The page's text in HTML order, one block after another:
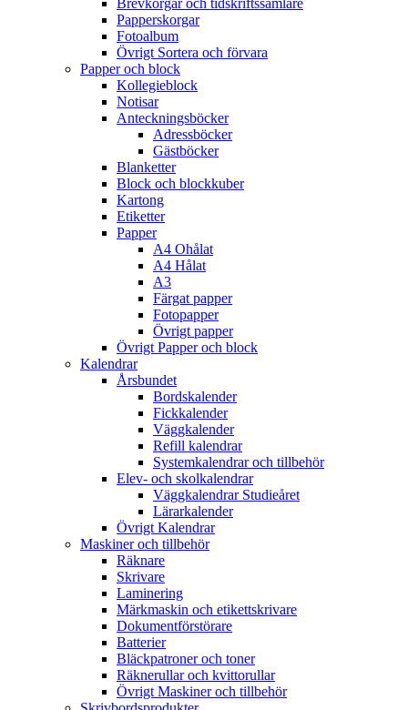
Brevkorgar och tidskriftssamlare
Papperskorgar
Fotoalbum
Övrigt Sortera och förvara
Papper och block
Kollegieblock
Notisar
Anteckningsböcker
Adressböcker
Gästböcker
Blanketter
Block och blockkuber
Kartong
Etiketter
Papper
A4 Ohålat
A4 Hålat
A3
Färgat papper
Fotopapper
Övrigt papper
Övrigt Papper och block
Kalendrar
Årsbundet
Bordskalender
Fickkalender
Väggkalender
Refill kalendrar
Systemkalendrar och tillbehör
Elev- och skolkalendrar
Väggkalendrar Studieåret
Lärarkalender
Övrigt Kalendrar
Maskiner och tillbehör
Räknare
Skrivare
Laminering
Märkmaskin och etikettskrivare
Dokumentförstörare
Batterier
Bläckpatroner och toner
Räknerullar och kvittorullar
Övrigt Maskiner och tillbehör